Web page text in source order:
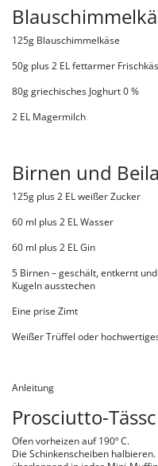
125g Blauschimmelkäse
50g plus 2 EL fettarmer
80g griechisches Joghurt 0 %
2 EL Magermilch
Birnen und
125g plus 2 EL weißer Zucker
60 ml plus 2 EL Wasser
60 ml plus 2 EL Gin
5 Birnen – geschält, entkernt
Kugeln ausstechen
Eine prise Zimt
Weißer Trüffel oder
Anleitung
Prosciutto-
Ofen vorheizen auf 190º C.
Die Schinkenscheiben